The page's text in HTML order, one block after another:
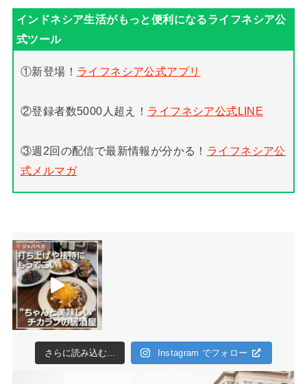
①新登場！ ライフネシア公式アプリ
②登録者数5000人超え！ ライフネシア公式LINE
③週2回の配信で最新情報が分かる！ ライフネシア公
式メルマガ
さらに読み込む... Instagram でフォロー